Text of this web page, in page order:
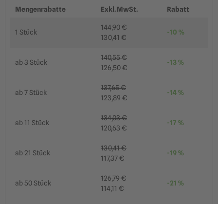
Mengenrabatte Exkl. MwSt. Rabatt
1 Stück
144,90 €
130,41 €
-10 %
ab3 Stück
140,55 €
126,50 €
-13 %
ab7 Stück
137,65 €
123,89 €
-14 %
ab11 Stück
134,03 €
120,63 €
-17 %
ab 21 Stück
130,41 €
117,37 €
-19 %
ab50 Stück
126,79 €
114,11 €
-21 %